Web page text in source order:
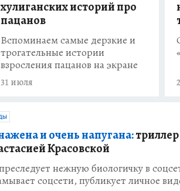
хулиганских историй про
пацанов
Вспоминаем самые дерзкие и
трогательные истории
взросления пацанов на экране
31 июля
и очень напугана:
Красовской
нежную биологичку в
соцсети, публикует личное